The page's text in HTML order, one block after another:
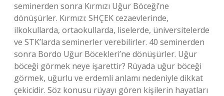
seminerden sonra Kırmızı Uğur Böceği’ne
dönüşürler. Kırmızı: SHÇEK cezaevlerinde,
ilkokullarda, ortaokullarda, liselerde, üniversitelerde
ve STK’larda seminerler verebilirler. 40 seminerden
sonra Bordo Uğur Böcekleri’ne dönüşürler. Uğur
böceği görmek neye işarettir? Rüyada uğur böceği
görmek, uğurlu ve erdemli anlamı nedeniyle dikkat
çekicidir. Söz konusu rüyayı gören kişilerin hayatları